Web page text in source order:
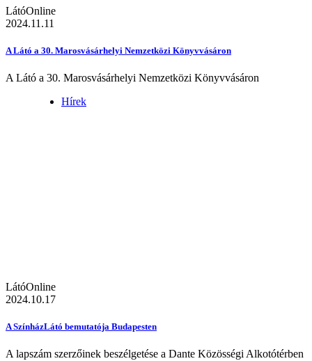
LátóOnline
2024.11.11
A Látó a 30. Marosvásárhelyi Nemzetközi Könyvvásáron
A Látó a 30. Marosvásárhelyi Nemzetközi Könyvvásáron
Hírek
LátóOnline
2024.10.17
A SzínházLátó bemutatója Budapesten
A lapszám szerzőinek beszélgetése a Dante Közösségi Alkotótérben